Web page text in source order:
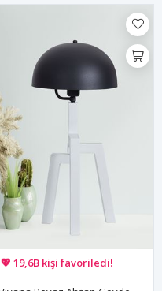
🚚 Hızlı teslimat yapılıyor!
💖 19,6B kişi favoriledi!
💸 Sepette 100 TL indirim!